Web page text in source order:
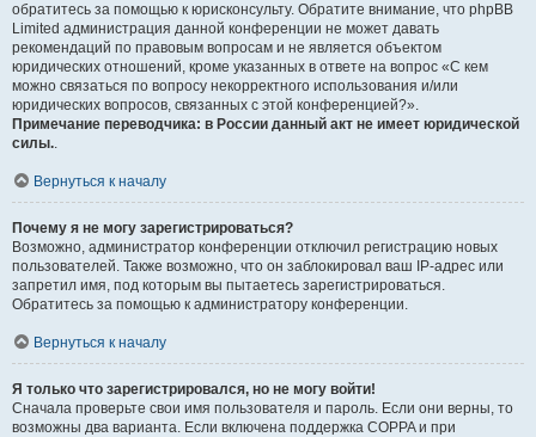
обратитесь за помощью к юрисконсульту. Обратите внимание, что phpBB
Limited администрация данной конференции не может давать
рекомендаций по правовым вопросам и не является объектом
юридических отношений, кроме указанных в ответе на вопрос «С кем
можно связаться по вопросу некорректного использования и/или
юридических вопросов, связанных с этой конференцией?».
Примечание переводчика: в России данный акт не имеет юридической
силы..
Вернуться к началу
Почему я не могу зарегистрироваться?
Возможно, администратор конференции отключил регистрацию новых
пользователей. Также возможно, что он заблокировал ваш IP-адрес или
запретил имя, под которым вы пытаетесь зарегистрироваться.
Обратитесь за помощью к администратору конференции.
Вернуться к началу
Я только что зарегистрировался, но не могу войти!
Сначала проверьте свои имя пользователя и пароль. Если они верны, то
возможны два варианта. Если включена поддержка COPPA и при